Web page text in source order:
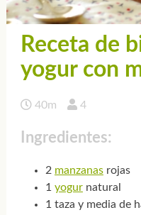
Receta de
yogur con
40m 4
Ingredientes:
2 manzanasrojas
1 yogurnatural
1 taza y media de